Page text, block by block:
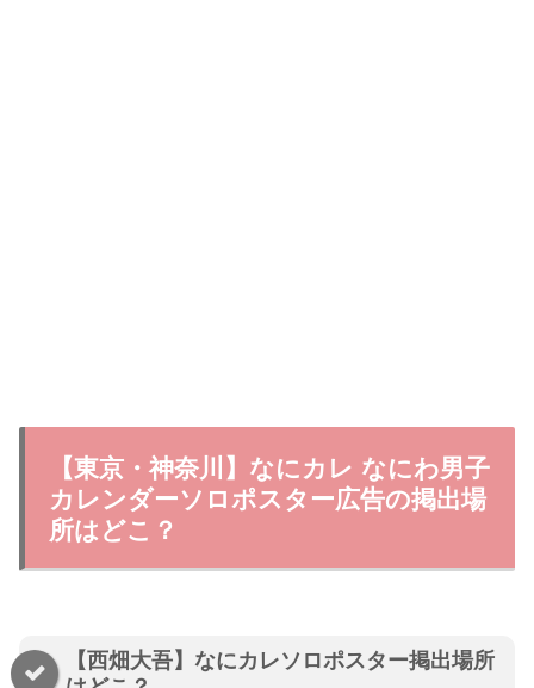
【東京・神奈川】なにカレ なにわ男子
カレンダーソロポスター広告の掲出場
所はどこ？
【西畑大吾】なにカレソロポスター掲出場所